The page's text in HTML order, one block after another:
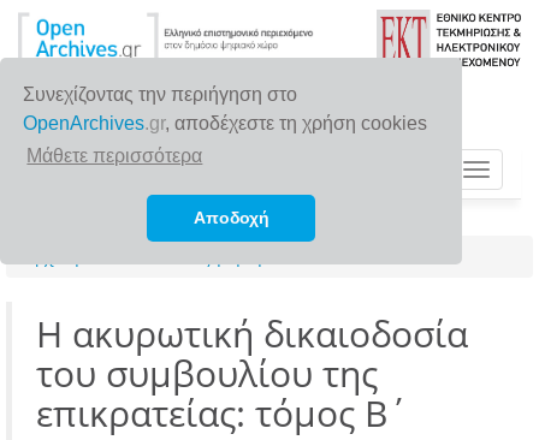
Συνεχίζοντας την περιήγηση στο
OpenArchives.gr, αποδέχεστε τη χρήση cookies
Μάθετε περισσότερα
Αποδοχή
Toggle
Η ακυρωτική δικαιοδοσία
του συμβουλίου της
επικρατείας: τόμος Β΄